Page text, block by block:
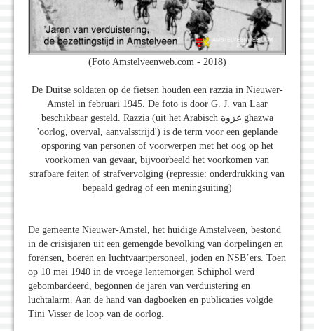
(Foto Amstelveenweb.com - 2018)
De Duitse soldaten op de fietsen houden een razzia in Nieuwer-
Amstel in februari 1945. De foto is door G. J. van Laar
beschikbaar gesteld. Razzia (uit het Arabisch غزوة ghazwa
'oorlog, overval, aanvalsstrijd') is de term voor een geplande
opsporing van personen of voorwerpen met het oog op het
voorkomen van gevaar, bijvoorbeeld het voorkomen van
strafbare feiten of strafvervolging (repressie: onderdrukking van
bepaald gedrag of een meningsuiting)
De gemeente Nieuwer-Amstel, het huidige Amstelveen, bestond
in de crisisjaren uit een gemengde bevolking van dorpelingen en
forensen, boeren en luchtvaartpersoneel, joden en NSB’ers. Toen
op 10 mei 1940 in de vroege lentemorgen Schiphol werd
gebombardeerd, begonnen de jaren van verduistering en
luchtalarm. Aan de hand van dagboeken en publicaties volgde
Tini Visser de loop van de oorlog.